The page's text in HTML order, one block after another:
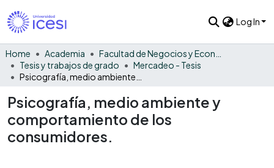
Log In
Home Academia
Tesis y trabajos de grado
Mercadeo - Tesis
Psicografía, medio ambiente y
comportamiento de los
consumidores.